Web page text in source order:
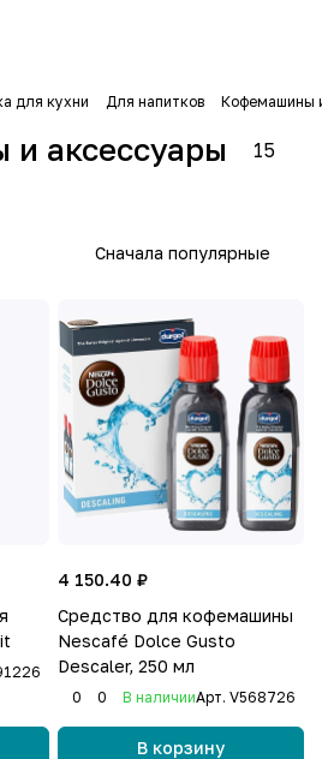
для кухни Для напитков Кофемашины
аксессуары 15
Сначала популярные
4 150.40 ₽
Средство для кофемашины
Nescafé Dolce Gusto
Descaler, 250 мл
0 0 В наличииАрт. V568726
В корзину